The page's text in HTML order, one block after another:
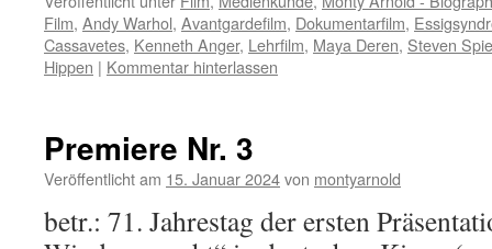
Film, Andy Warhol, Avantgardefilm, Dokumentarfilm,
Cassavetes, Kenneth Anger, Lehrfilm, Maya Deren, Steven
Hippen | Kommentar hinterlassen
Premiere Nr. 3
Veröffentlicht am 15. Januar 2024von montyarnold
betr.: 71. Jahrestag der ersten